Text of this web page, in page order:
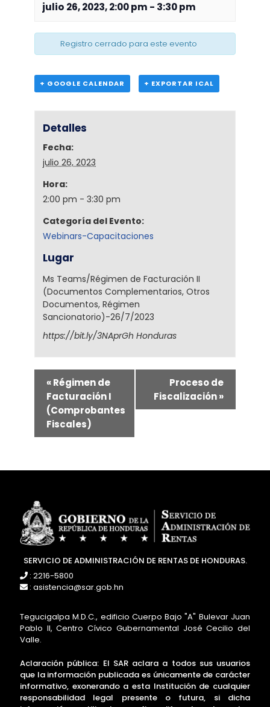
julio 26, 2023, 2:00 pm - 3:30 pm
Registro cerrado para este evento
+ GOOGLE CALENDAR + EXPORTAR ICAL
Detalles
Fecha:
julio 26, 2023
Hora:
2:00 pm - 3:30 pm
Categoría del Evento:
Webinars-Capacitaciones
Lugar
Ms Teams/Régimen de Facturación II
(Documentos Complementarios, Otros
Documentos, Régimen
Sancionatorio)-26/7/2023
https://bit.ly/3NAprGh Honduras
«Régimen de
Facturación I
(Comprobantes
Fiscales)
Proceso de
Fiscalización»
SERVICIO DE ADMINISTRACIÓN DE RENTAS DE HONDURAS.
: 2216-5800
: asistencia@sar.gob.hn
Tegucigalpa M.D.C., edificio Cuerpo Bajo "A" Bulevar Juan
Pablo II, Centro Cívico Gubernamental José Cecilio del
Valle.
Aclaración pública: El SAR aclara a todos sus usuarios
que la información publicada es únicamente de carácter
informativo, exonerando a esta Institución de cualquier
responsabilidad legal presente o futura, si dicha